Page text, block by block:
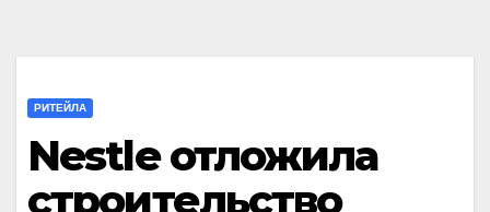
РИТЕЙЛА
Nestle отложила
строительство